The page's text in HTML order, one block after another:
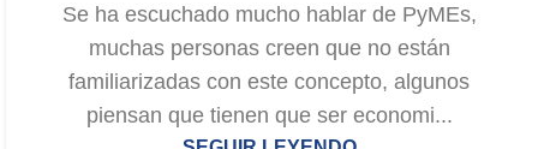
Se ha escuchado mucho hablar de PyMEs,
muchas personas creen que no están
familiarizadas con este concepto, algunos
piensan que tienen que ser economi...